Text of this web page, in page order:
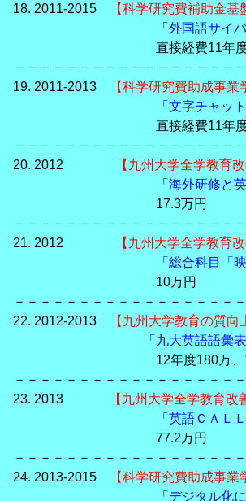
18. 2011-2015
【科学研究費補助金基
「外国語サイ
直接経費11年度30万、12
－－－－－－－－－－－－－－－－－
19. 2011-2013
【科学研究費助成事
「文字チャッ
直接経費11年度50万＋12
－－－－－－－－－－－－－－－－－
20. 2012
【九州大学全学教育
「海外研修と
17.3万円
－－－－－－－－－－－－－－－－－
21. 2012
【九州大学全学教育
「総合科目「
10万円
－－－－－－－－－－－－－－－－－
22. 2012-2013
【九州大学教育の質向
「九大英語語彙
12年度180万、13年度
－－－－－－－－－－－－－－－－－
23. 2013
【九州大学全学教育改
「英語ＣＡＬ
77.2万円
－－－－－－－－－－－－－－－－－
24. 2013-2015
【科学研究費助成事
「デジタル化